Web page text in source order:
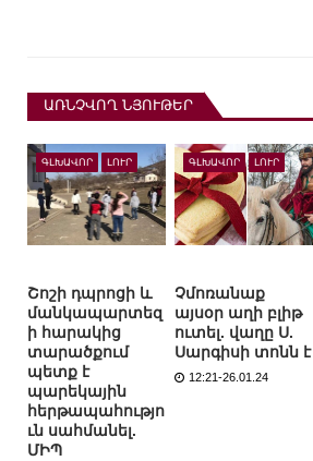
ԱՌՆՉՎՈՂ ՆՅՈՒԹԵՐ
ԳԼԽԱՎՈՐ ԼՈՒՐ
Շոշի դպրոցի և
մանկապարտեզ
ի հարակից
տարածքում
պետք է
պարեկային
հերթապահությո
ւն սահմանել.
ՄԻՊ
ԳԼԽԱՎՈՐ ԼՈՒՐ
Չմոռանաք
այսօր աղի բլիթ
ուտել. վաղը Ս.
Սարգիսի տոնն է
12:21-26.01.24